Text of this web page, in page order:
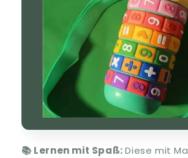
📚 Lernen mit Spaß:Diese mit